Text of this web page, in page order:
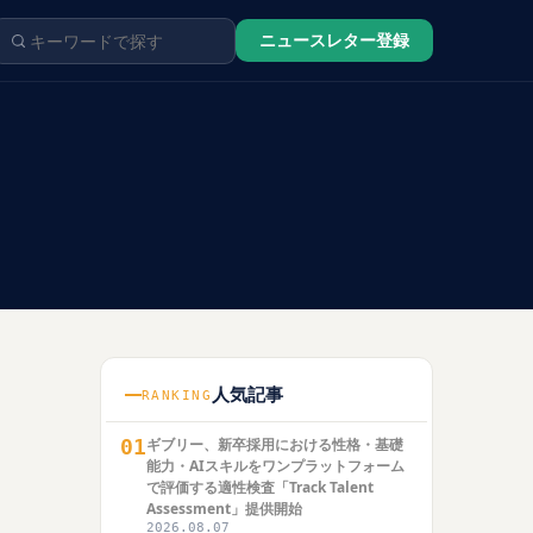
ニュースレター登録
RANKING 人気記事
01ギブリー、新卒採用における性格・基礎
能力・AIスキルをワンプラットフォーム
で評価する適性検査「Track Talent
Assessment」提供開始
2026.08.07